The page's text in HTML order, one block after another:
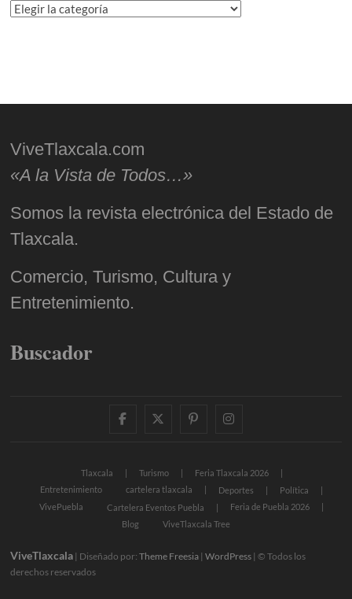
Categorías
ViveTlaxcala.com
«A la Vista de Todos…»
Somos la revista electrónica del Estado de
Tlaxcala.
Comercio, Turismo, Cultura y
Entretenimiento.
Buscador
facebooktwitter
pinterestinstagram
Tlaxcala Turismo
Feria Tlaxcala 2026
Entretenimiento
cartelera tlaxcala Deportes
Política
VivePuebla
Cartelera Eventos Puebla
Feria de Puebla 2026
Blog
ViveTlaxcala Tree
ViveTlaxcala | Diseñado por:Theme Freesia |WordPress | © Todos los
derechos reservados